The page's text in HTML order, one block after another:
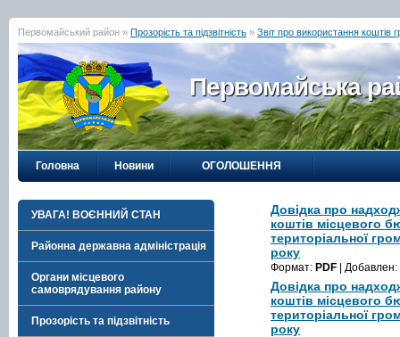
Первомайський район » Прозорість та підзвітність » Звіт про використання коштів
Первомайська
Головна Новини ОГОЛОШЕННЯ
УВАГА! ВОЄННИЙ СТАН
Районна державна адміністрація
Органи місцевого
самоврядування району
Прозорість та підзвітність
Довідка про
коштів місцевого
територіальної
року
Формат: PDF | Добавлен:
Довідка про
коштів місцевого
територіальної
року